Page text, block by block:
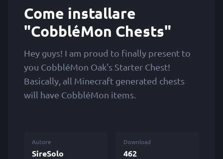
Come installare
"CobbléMon Chests"
Hey guys! I am proud to finally present to
you CobbléMon Oak's Starter Chest!
Basically, all Minecraft generated chests
will have CobbléMon items.
Autore
SireSolo
Download
462